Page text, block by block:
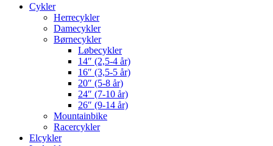
Cykler
Herrecykler
Damecykler
Børnecykler
Løbecykler
14″ (2,5-4 år)
16″ (3,5-5 år)
20″ (5-8 år)
24″ (7-10 år)
26″ (9-14 år)
Mountainbike
Racercykler
Elcykler